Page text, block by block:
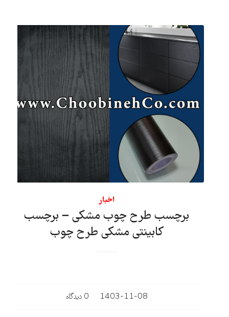
اخبار
برچسب طرح چوب مشکی – برچسب
کابینتی مشکی طرح چوب
1403-11-08
/ 0 دیدگاه‌